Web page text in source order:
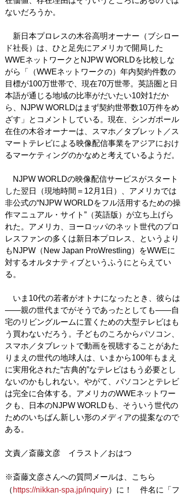
ないだろうか。
新日本プロレスの木谷高明オーナー（ブシロー
ド社長）は、ひと足先にアメリカで開局した
WWEネットワークとNJPW WORLDを比較しな
がら「（WWEネットワークの）年内契約件数の
目標が100万世帯で、現在70万世帯。英語圏と日
本語が通じる地域の比率がだいたい10対1だか
ら、NJPW WORLDはまず契約世帯数10万件をめ
ざす」とコメントしている。現在、シンガポール
在住の木谷オーナーは、スマホ／タブレット／ス
マートテレビによる映像配信事業をアジアにおけ
るマーケティングのかなめと考えているようだ。
NJPW WORLDの映像配信サービスがスタート
した翌日（現地時間＝12月1日）、アメリカでは
非公式の“NJPW WORLDをフル活用するための操
作マニュアル・サイト”（英語版）が立ち上げら
れた。アメリカ、ヨーロッパのネット世代のプロ
レスファンの多くは新日本プロレス、というより
もNJPW（New Japan ProWrestling）をWWEに
対するオルタナティブというふうにとらえてい
る。
いま10代の若者がオトナになったとき、彼らは
――親の世代までがそうであったとしても――自
宅のリビングルームに置くための大型テレビはも
う買わないだろう。子どものころからパソコン、
スマホ／タブレットで動画を視聴することがあた
りまえの世代の地球人は、いまから100年もまえ
に実用化された“古典的”なテレビはもう必要とし
ないのかもしれない。やがて、パソコンとテレビ
は完全に合体する。アメリカのWWEネットワー
クも、日本のNJPW WORLDも、そういう世代の
ためのいちばん新しい形のメディアの提案なので
ある。
文責／斎藤文彦 イラスト／おはつ
※斎藤文彦さんへの質問メールは、こちら
（ https://nikkan-spa.jp/inquiry）に！ 件名に「フ